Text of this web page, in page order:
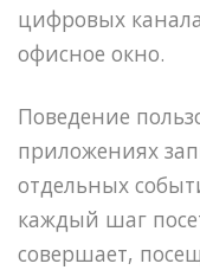
цифровых
офисное окно.
Поведение
приложениях
отдельных
каждый шаг
совершает,